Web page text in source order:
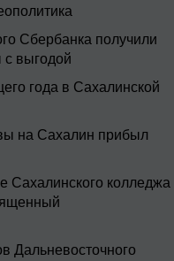
Сбербанка получили
с выгодой
года в Сахалинской
на Сахалин прибыл
Сахалинского колледжа
Дальневосточного